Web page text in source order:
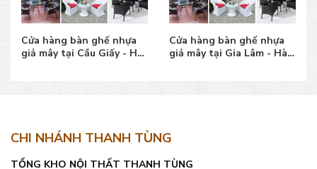
Cửa hàng bàn ghế nhựa
giả mây tại Cầu Giấy - Hà
Cửa hàng bàn ghế nhựa
giả mây tại Gia Lâm - Hà
CHI NHÁNH THANH TÙNG
TỔNG KHO NỘI THẤT THANH TÙNG